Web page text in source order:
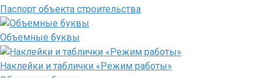
Паспорт объекта строительства
Объемные буквы
Наклейки и таблички «Режим работы»